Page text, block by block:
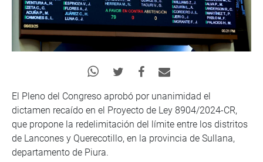
El Pleno del Congreso aprobó por unanimidad el
dictamen recaído en el Proyecto de Ley 8904/2024-CR,
que propone la redelimitación del límite entre los distritos
de Lancones y Querecotillo, en la provincia de Sullana,
departamento de Piura.